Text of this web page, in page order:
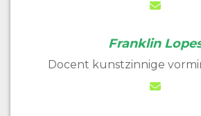
Franklin
Docent kunstzinnige